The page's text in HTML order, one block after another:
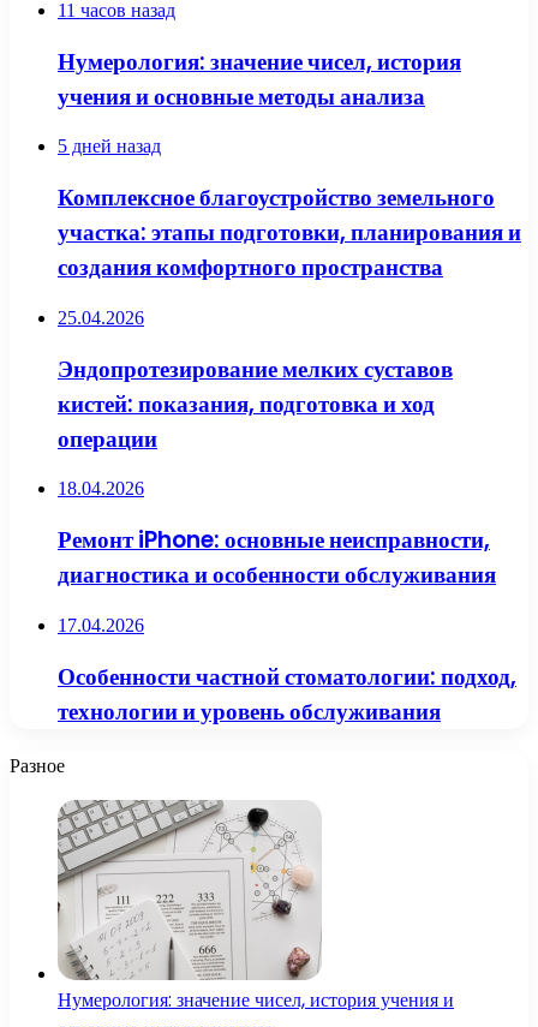
11 часов назад
Нумерология: значение чисел, история
учения и основные методы анализа
5 дней назад
Комплексное благоустройство земельного
участка: этапы подготовки, планирования и
создания комфортного пространства
25.04.2026
Эндопротезирование мелких суставов
кистей: показания, подготовка и ход
операции
18.04.2026
Ремонт iPhone: основные неисправности,
диагностика и особенности обслуживания
17.04.2026
Особенности частной стоматологии: подход,
технологии и уровень обслуживания
Разное
Нумерология: значение чисел, история учения и